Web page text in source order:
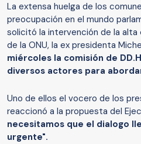
La extensa huelga de los
preocupación en el mundo
solicitó la intervención de la alta
de la ONU, la ex presidenta
miércoles la comisión de
diversos actores para
Uno de ellos el vocero de los
reaccionó a la propuesta del
necesitamos que el dialogo
urgente".